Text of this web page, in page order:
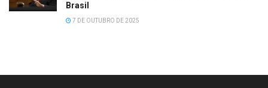
Brasil
7 DE OUTUBRO DE 2025